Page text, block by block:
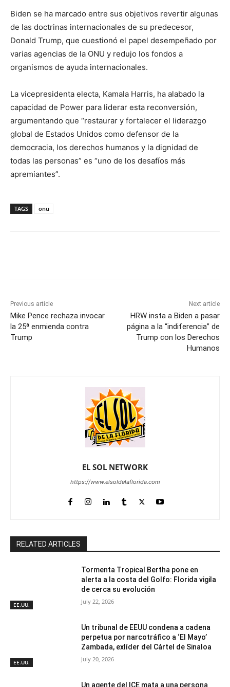
Biden se ha marcado entre sus objetivos revertir algunas
de las doctrinas internacionales de su predecesor,
Donald Trump, que cuestionó el papel desempeñado por
varias agencias de la ONU y redujo los fondos a
organismos de ayuda internacionales.
La vicepresidenta electa, Kamala Harris, ha alabado la
capacidad de Power para liderar esta reconversión,
argumentando que “restaurar y fortalecer el liderazgo
global de Estados Unidos como defensor de la
democracia, los derechos humanos y la dignidad de
todas las personas” es “uno de los desafíos más
apremiantes”.
TAGS onu
Previous article
Mike Pence rechaza invocar
la 25ª enmienda contra
Trump
Next article
HRW insta a Biden a pasar
página a la “indiferencia” de
Trump con los Derechos
Humanos
EL SOL NETWORK
https://www.elsoldelaflorida.com
RELATED ARTICLES
EE.UU.
Tormenta Tropical Bertha pone en
alerta a la costa del Golfo: Florida vigila
de cerca su evolución
July 22, 2026
EE.UU.
Un tribunal de EEUU condena a cadena
perpetua por narcotráfico a ‘El Mayo’
Zambada, exlíder del Cártel de Sinaloa
July 20, 2026
Un agente del ICE mata a una persona